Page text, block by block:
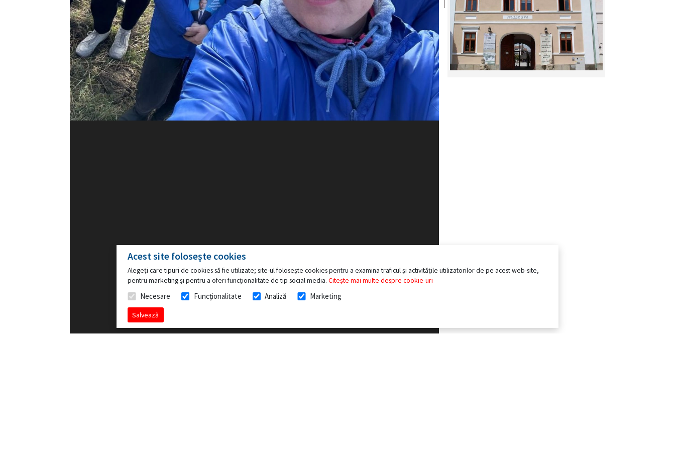
Acest site folosește cookies
Alegeți care tipuri de cookies să fie utilizate; site-ul folosește cookies pentru a examina traficul și activitățile utilizatorilor de pe acest web-site,
pentru marketing și pentru a oferi funcționalitate de tip social media. Citește mai multe despre cookie-uri
Necesare Funcționalitate Analiză Marketing
Salvează